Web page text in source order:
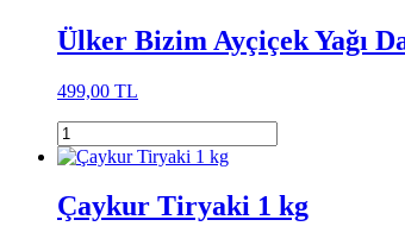
Ülker Bizim Ayçiçek Yağı
499,00 TL
Çaykur Tiryaki 1 kg